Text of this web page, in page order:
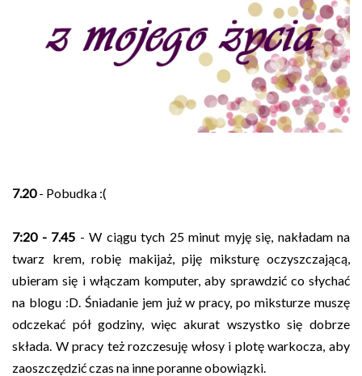
7.20- Pobudka :(
7:20 - 7.45 - W ciągu tych 25 minut myję się, nakładam na
twarz krem, robię makijaż, piję miksturę oczyszczającą,
ubieram się i włączam komputer, aby sprawdzić co słychać
na blogu :D. Śniadanie jem już w pracy, po miksturze muszę
odczekać pół godziny, więc akurat wszystko się dobrze
składa. W pracy też rozczesuję włosy i plotę warkocza, aby
zaoszczędzić czas na inne poranne obowiązki.